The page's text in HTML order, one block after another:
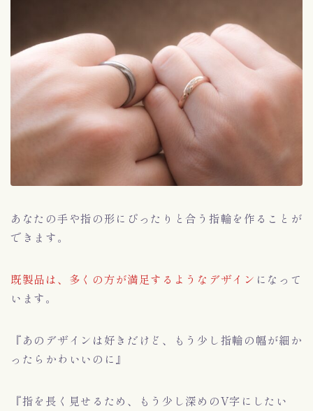
あなたの手や指の形にぴったりと合う指輪を作ることが
できます。
既製品は、多くの方が満足するようなデザイン になって
います。
『あのデザインは好きだけど、もう少し指輪の幅が細か
ったらかわいいのに』
『指を長く見せるため、もう少し深めのV字にしたい